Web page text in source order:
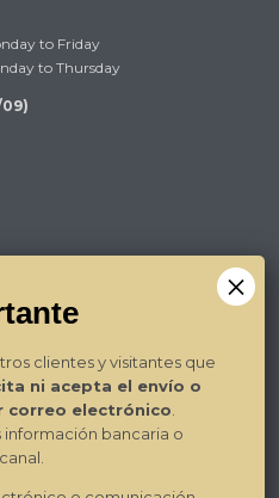
to Friday
to Thursday
09)
→
clientes y visitantes que
ni acepta el envío o
correo electrónico
bancaria o